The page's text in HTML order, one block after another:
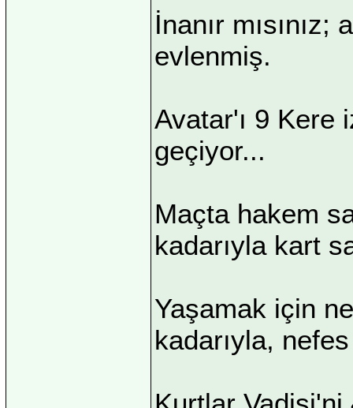
İnanır
evlenmiş.
Avatar'ı 9 Kere
geçiyor...
Maçta hakem
kadarıyla kart
Yaşamak için
kadarıyla,